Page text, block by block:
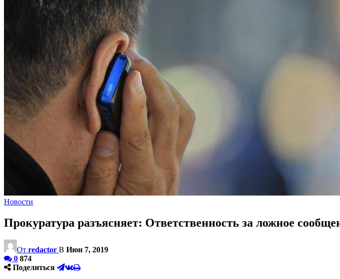
Новости
Прокуратура разъясняет: Ответственность за ложное
От redactor В Июн 7, 2019
0 874
Поделиться